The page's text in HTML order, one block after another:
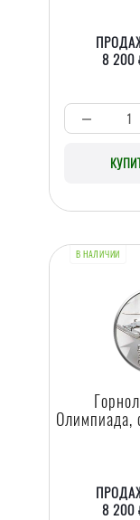
8 200
В НАЛИЧИИ
Олимпиада,
8 200